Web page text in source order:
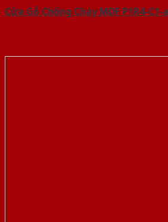
Cửa Gỗ Chống Cháy MDF P1R4-C1-